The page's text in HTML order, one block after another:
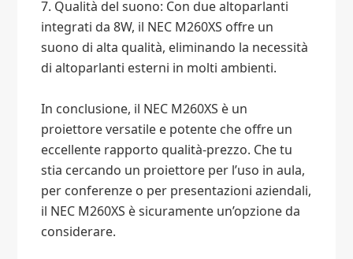
7. Qualità del suono: Con due altoparlanti
integrati da 8W, il NEC M260XS offre un
suono di alta qualità, eliminando la necessità
di altoparlanti esterni in molti ambienti.
In conclusione, il NEC M260XS è un
proiettore versatile e potente che offre un
eccellente rapporto qualità-prezzo. Che tu
stia cercando un proiettore per l’uso in aula,
per conferenze o per presentazioni aziendali,
il NEC M260XS è sicuramente un’opzione da
considerare.